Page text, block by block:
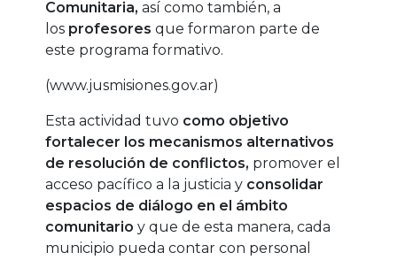
Comunitaria, así como también, a
los profesores que formaron parte de
este programa formativo.
(www.jusmisiones.gov.ar)
Esta actividad tuvo como objetivo
fortalecer los mecanismos alternativos
de resolución de conflictos, promover el
acceso pacífico a la justicia y consolidar
espacios de diálogo en el ámbito
comunitario y que de esta manera, cada
municipio pueda contar con personal